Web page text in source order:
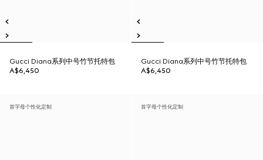
Gucci Diana系列中号竹节托特包
A$6,450
Gucci Diana系列中号竹节托特包
A$6,450
首字母个性化定制 首字母个性化定制